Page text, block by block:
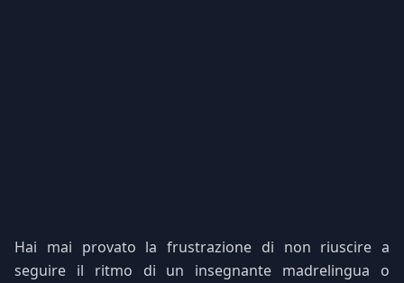
Hai mai provato la frustrazione di non riuscire a
seguire il ritmo di un insegnante madrelingua o